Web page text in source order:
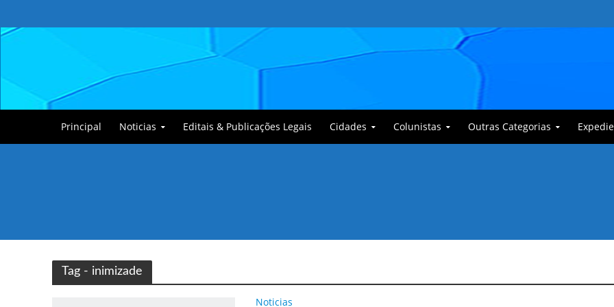
Principal Noticias Editais & Publicações Legais Cidades Colunistas Outras Categorias
Tag - inimizade
Noticias